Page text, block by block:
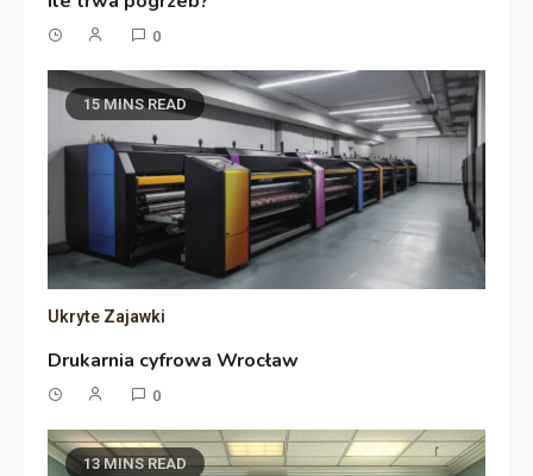
0
15 MINS READ
Ukryte Zajawki
Drukarnia cyfrowa Wrocław
0
13 MINS READ